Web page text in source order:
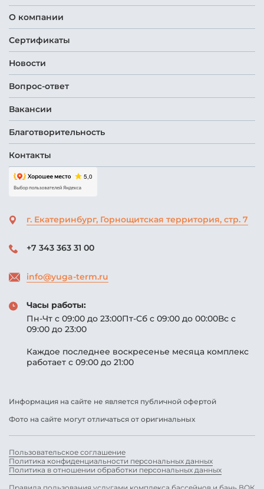
О компании
Сертификаты
Новости
Вопрос-ответ
Вакансии
Благотворительность
Контакты
г. Екатеринбург, Горнощитская территория, стр. 7
+7 343 363 31 00
info@yuga-term.ru
Часы работы:
Пн-Чт с 09:00 до 23:00Пт-Сб с 09:00 до 00:00Вс с
09:00 до 23:00
Каждое последнее воскресенье месяца комплекс
работает с 09:00 до 21:00
Информация на сайте не является публичной офертой
Фото на сайте могут отличаться от оригинальных
Пользовательское соглашение
Политика конфиденциальности персональных данных
Политика в отношении обработки персональных данных